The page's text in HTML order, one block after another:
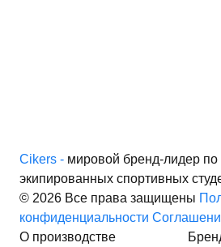
Cikers - мировой бренд-лидер по
экипированных спортивных
© 2026 Все права защищены
конфиденциальности
О производстве